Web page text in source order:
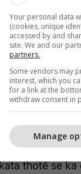
Penal.
penale
dhe
për
e nenit
Prandaj,
thotë se
Your personal data
(cookies, unique
accessed by and
site. We and our
partners.
Some vendors may
interest, which you
for a link at the
withdraw consent in
Manage